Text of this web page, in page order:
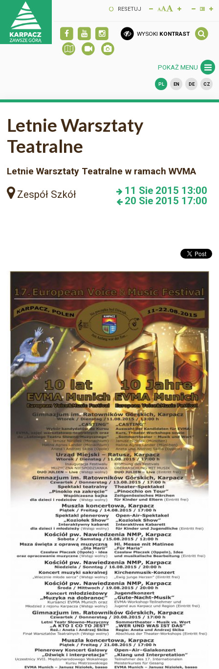
RESETUJ
WYSOKI KONTRAST
POKAŻ MENU
PL EN DE CZ
Letnie Warsztaty
Teatralne
Letnie Warsztaty Teatralne w ramach WVMA
Zespół Szkół 11 Sie 2015 13:00
20 Sie 2015 17:00